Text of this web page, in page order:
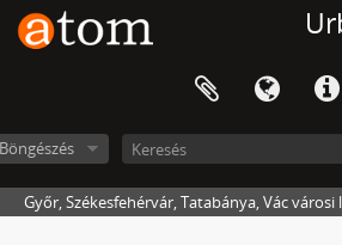
Győr, Székesfehérvár, Tatabánya, Vác